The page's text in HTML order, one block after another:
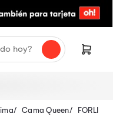
Cama Queen
FORLI